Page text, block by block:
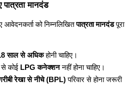
मानदंड
आवेदनकर्ता को निम्नलिखितपात्रता मानदंडपूरा
साल से अधिकहोनी चाहिए।
कोई LPG कनेक्शननहीं होना चाहिए।
रेखा से नीचे (BPL)परिवार से होना जरूरी